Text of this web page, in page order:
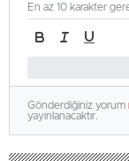
En az 10 karakter
Gönderdiğiniz yorum
yayınlanacaktır.